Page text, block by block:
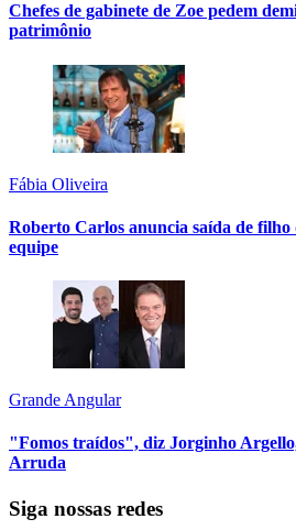
Chefes de gabinete de Zoe pedem
patrimônio
Fábia Oliveira
Roberto Carlos anuncia saída de filho
equipe
Grande Angular
"Fomos traídos", diz Jorginho
Arruda
Siga nossas redes